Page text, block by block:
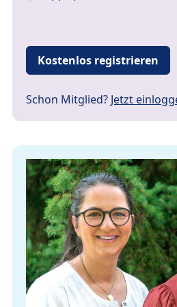
Kostenlos registrieren
Schon Mitglied? Jetzt